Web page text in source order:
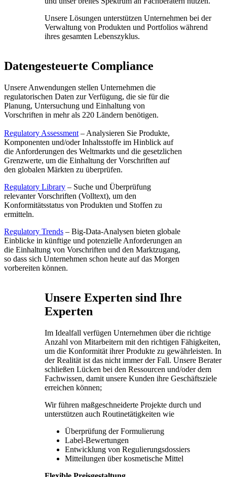
Unsere Lösungen unterstützen Unternehmen bei der
Verwaltung von Produkten und Portfolios während
ihres gesamten Lebenszyklus.
Datengesteuerte Compliance
Unsere Anwendungen stellen Unternehmen die
regulatorischen Daten zur Verfügung, die sie für die
Planung, Untersuchung und Einhaltung von
Vorschriften in mehr als 220 Ländern benötigen.
Regulatory Assessment – Analysieren Sie Produkte,
Komponenten und/oder Inhaltsstoffe im Hinblick auf
die Anforderungen des Weltmarkts und die gesetzlichen
Grenzwerte, um die Einhaltung der Vorschriften auf
den globalen Märkten zu überprüfen.
Regulatory Library – Suche und Überprüfung
relevanter Vorschriften (Volltext), um den
Konformitätsstatus von Produkten und Stoffen zu
ermitteln.
Regulatory Trends – Big-Data-Analysen bieten globale
Einblicke in künftige und potenzielle Anforderungen an
die Einhaltung von Vorschriften und den Marktzugang,
so dass sich Unternehmen schon heute auf das Morgen
vorbereiten können.
Unsere Experten sind Ihre
Experten
Im Idealfall verfügen Unternehmen über die richtige
Anzahl von Mitarbeitern mit den richtigen Fähigkeiten,
um die Konformität ihrer Produkte zu gewährleisten. In
der Realität ist das nicht immer der Fall. Unsere Berater
schließen Lücken bei den Ressourcen und/oder dem
Fachwissen, damit unsere Kunden ihre Geschäftsziele
erreichen können;
Wir führen maßgeschneiderte Projekte durch und
unterstützen auch Routinetätigkeiten wie
Überprüfung der Formulierung
Label-Bewertungen
Entwicklung von Regulierungsdossiers
Mitteilungen über kosmetische Mittel